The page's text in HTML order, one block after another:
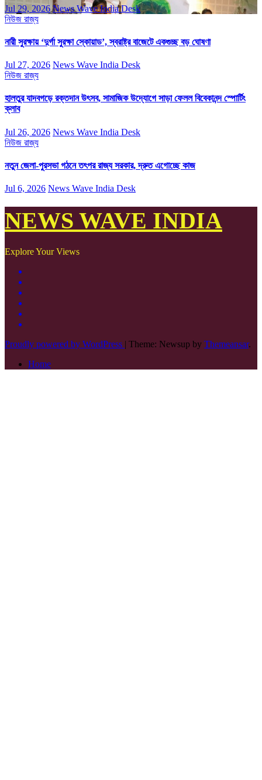
Jul 29, 2026 News Wave India Desk
নিউজ রাজ্য
নারী সুরক্ষায় ‘দুর্গা সুরক্ষা স্কোয়াড’, স্বরাষ্ট্র বাজেটে একগুচ্ছ বড় ঘোষণা
Jul 27, 2026 News Wave India Desk
নিউজ রাজ্য
হালতুর যাদবগড়ে রক্তদান উৎসব, সামাজিক উদ্যোগে সাড়া ফেলল বিবেকানন্দ স্পোর্টিং
ক্লাব
Jul 26, 2026 News Wave India Desk
নিউজ রাজ্য
নতুন জেলা-পুরসভা গঠনে তৎপর রাজ্য সরকার, দ্রুত এগোচ্ছে কাজ
Jul 6, 2026 News Wave India Desk
NEWS WAVE INDIA
Explore Your Views
Proudly powered by WordPress | Theme: Newsup by Themeansar.
Home